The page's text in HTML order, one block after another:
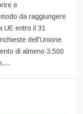
e
da raggiungere
UE entro il 31
dell'Unione
di almeno 3.500